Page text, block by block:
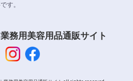
す。
務用美容用品通販サイト